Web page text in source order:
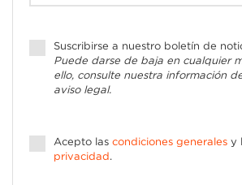
Suscribirse a nuestro boletín de
Puede darse de baja en cualquier
ello, consulte nuestra información
aviso legal.
Acepto las condiciones generales y
privacidad .